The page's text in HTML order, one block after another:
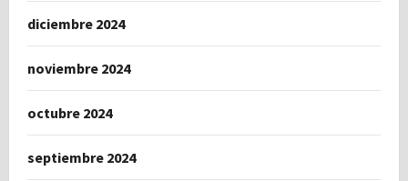
diciembre 2024
noviembre 2024
octubre 2024
septiembre 2024